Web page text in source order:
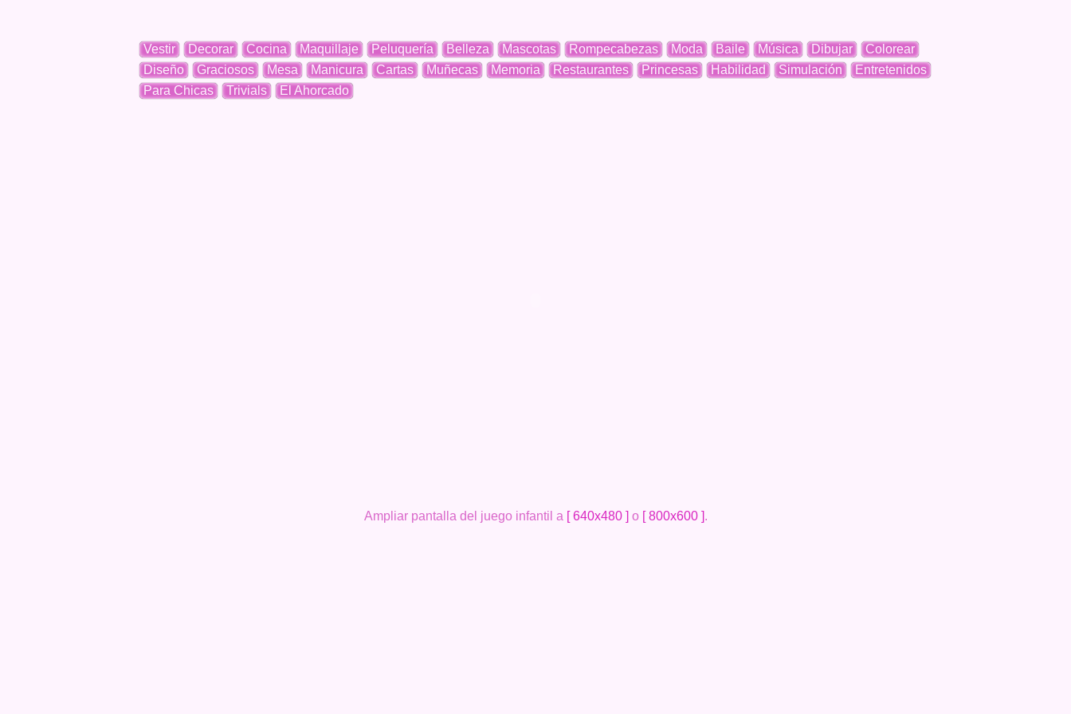
Vestir Decorar Cocina Maquillaje Peluquería Belleza Mascotas Rompecabezas Moda Baile Música Dibujar
Colorear
Diseño
Graciosos Mesa Manicura Cartas Muñecas Memoria Restaurantes Princesas Habilidad Simulación
Entretenidos
Para Chicas
Trivials El Ahorcado
Ampliar pantalla del juego infantil a [ 640x480 ] o [ 800x600 ].